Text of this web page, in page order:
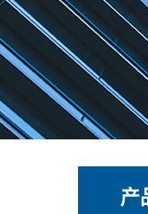
上海康驿实
产